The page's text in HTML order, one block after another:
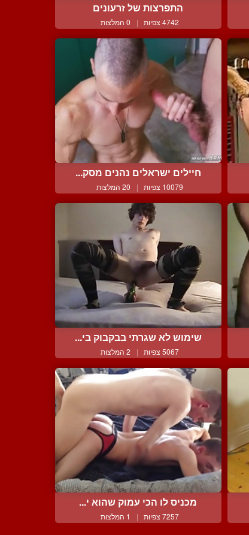
התפרצות של זרעונים
4742 צפיות | 0 המלצות
חיילים ישראלים נהנים מסק...
10079 צפיות | 20 המלצות
שימוש לא שגרתי בבקבוק בי...
5067 צפיות | 2 המלצות
מכניס לו הכי עמוק שהוא י...
7257 צפיות | 1 המלצות